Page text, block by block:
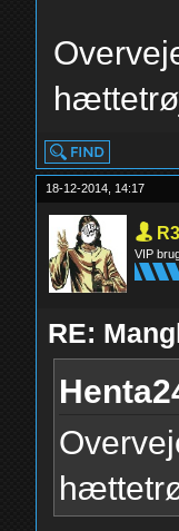
18-12-2014, 14:17
VIP
RE: